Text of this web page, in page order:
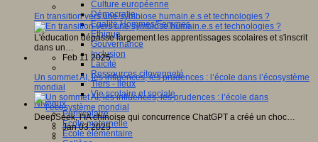
Culture européenne
Démocratie
Egalité Hommes/Femmes
Ethique
Gouvernance
Inclusion
Laïcité
Ressources citoyenneté
Tiers - lieux
Vie scolaire et sociale
Niveaux
Périscolaire
Ecole maternelle
Ecole élémentaire
En transition vers une symbiose humain.e.s et technologies ?
L'éducation dépasse largement les apprentissages scolaires et s'inscrit
dans un…
Feb 11 2025
Un sommet AI, les influences, les prudences : l’école dans l’écosystème
mondial
DeepSeek, l’IA chinoise qui concurrence ChatGPT a créé un choc…
Jan 03 2025